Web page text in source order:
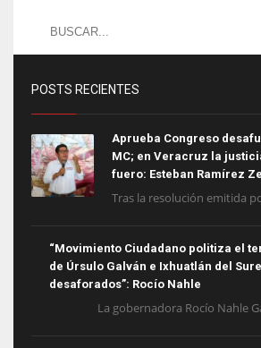
POSTS RECIENTES
Aprueba Congreso
MC; en Veracruz la
fuero: Esteban Ramírez
Tras la resolución emitida
“Movimiento Ciudadano politiza el
de Úrsulo Galván e Ixhuatlán del
desaforados”: Rocío Nahle
La gobernadora Rocío Nahle